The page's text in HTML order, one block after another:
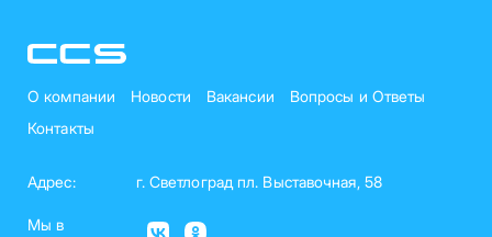
О компании Новости Вакансии
Вопросы и Ответы
Контакты
Адрес: г. Светлоград пл. Выставочная, 58
Мы в